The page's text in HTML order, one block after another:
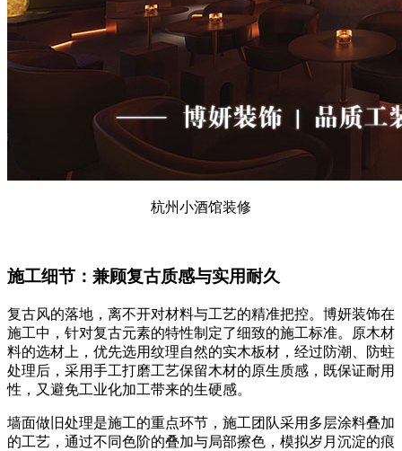
杭州小酒馆装修
施工细节：兼顾复古质感与实用耐久
复古风的落地，离不开对材料与工艺的精准把控。博妍装饰在
施工中，针对复古元素的特性制定了细致的施工标准。原木材
料的选材上，优先选用纹理自然的实木板材，经过防潮、防蛀
处理后，采用手工打磨工艺保留木材的原生质感，既保证耐用
性，又避免工业化加工带来的生硬感。
墙面做旧处理是施工的重点环节，施工团队采用多层涂料叠加
的工艺，通过不同色阶的叠加与局部擦色，模拟岁月沉淀的痕